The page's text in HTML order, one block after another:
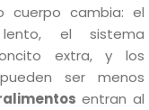
cuerpo cambia: el
el sistema
extra, y los
ser menos
entran al